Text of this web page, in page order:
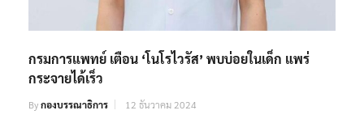
กรมการแพทย์ เตือน ‘โนโรไวรัส’ พบบ่อยในเด็ก แพร่
กระจายได้เร็ว
Byกองบรรณาธิการ 12 ธันวาคม 2024